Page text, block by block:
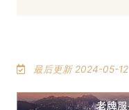
最后更新 2024-05-12